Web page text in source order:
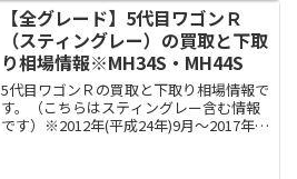
110万円！※当サイト調べ買取相場...
【全グレード】5代目ワゴンＲ
（スティングレー）の買取と下取
り相場情報※MH34S・MH44S
5代目ワゴンＲの買取と下取り相場情報で
す。（こちらはスティングレー含む情報
です）※2012年(平成24年)9月～2017年1